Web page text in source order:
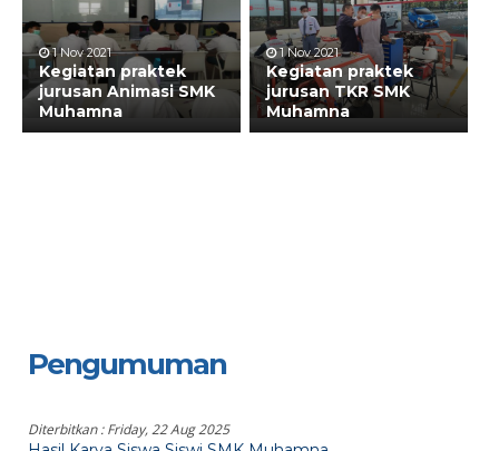
1 Nov 2021
Kegiatan praktek
jurusan Animasi SMK
Muhamna
1 Nov 2021
Kegiatan praktek
jurusan TKR SMK
Muhamna
Pengumuman
Diterbitkan :Friday, 22 Aug 2025